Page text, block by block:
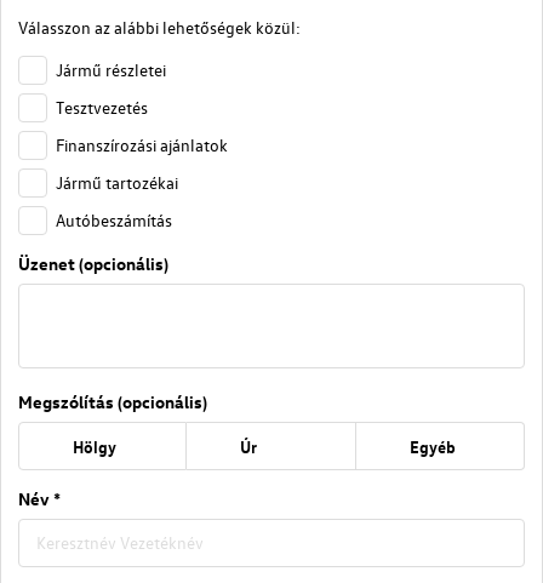
Válasszon az alábbi lehetőségek közül:
Jármű részletei
Tesztvezetés
Finanszírozási ajánlatok
Jármű tartozékai
Autóbeszámítás
Üzenet (opcionális)
Megszólítás (opcionális)
Hölgy Úr Egyéb
Név *